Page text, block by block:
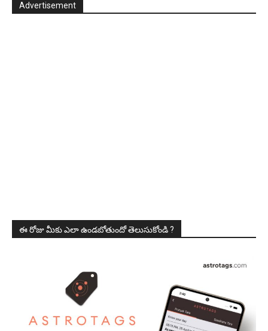
Advertisement
ఈ రోజు మీకు ఎలా ఉండబోతుందో తెలుసుకోండి ?